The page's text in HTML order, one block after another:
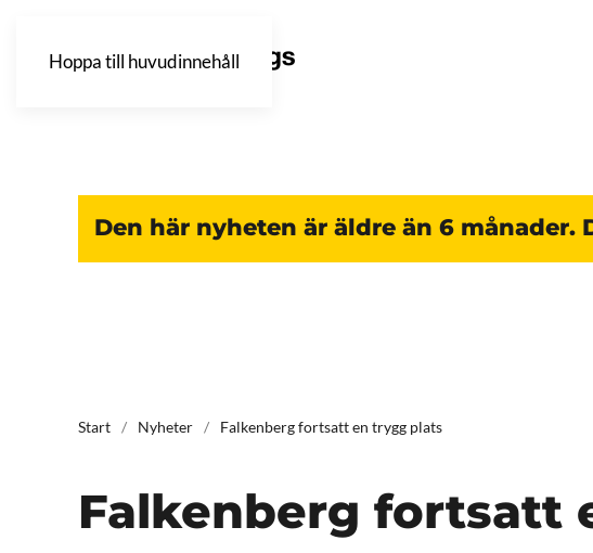
Hoppa till huvudinnehåll
Den här nyheten är äldre än 6
Start Nyheter Falkenberg fortsatt en trygg plats
Falkenberg fortsatt